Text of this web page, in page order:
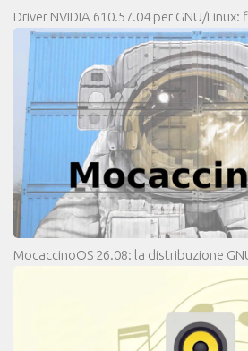
Driver NVIDIA 610.57.04 per GNU/
MocaccinoOS 26.08: la distribuzione